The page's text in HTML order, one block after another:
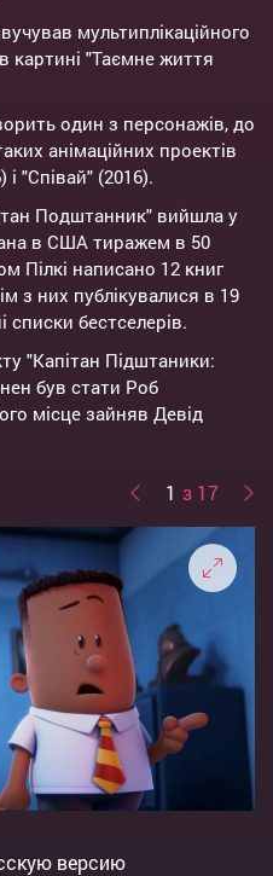
мультиплікаційного
картині "Таємне життя
один з персонажів, до
анімаційних проектів
"Співай" (2016).
Подштанник" вийшла у
в США тиражем в 50
Пілкі написано 12 книг
з них публікувалися в 19
списки бестселерів.
"Капітан Підштаники:
був стати Роб
місце зайняв Девід
1 з 17
версию